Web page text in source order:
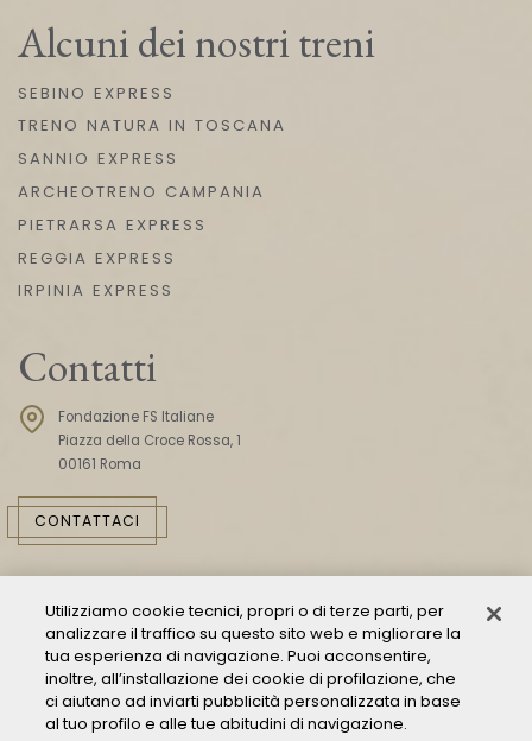
Alcuni dei nostri treni
SEBINO EXPRESS
TRENO NATURA IN TOSCANA
SANNIO EXPRESS
ARCHEOTRENO CAMPANIA
PIETRARSA EXPRESS
REGGIA EXPRESS
IRPINIA EXPRESS
Contatti
Fondazione FS Italiane
Piazza della Croce Rossa, 1
00161 Roma
CONTATTACI
Consulta il Modello 231
Utilizziamo cookie tecnici, propri o di terze parti, per
analizzare il traffico su questo sito web e migliorare la
tua esperienza di navigazione. Puoi acconsentire,
inoltre, all’installazione dei cookie di profilazione, che
ci aiutano ad inviarti pubblicità personalizzata in base
al tuo profilo e alle tue abitudini di navigazione.